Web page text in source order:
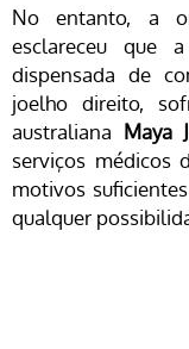
No entanto, a
esclareceu que
dispensada de
joelho direito,
australiana Maya
serviços médicos
motivos
qualquer